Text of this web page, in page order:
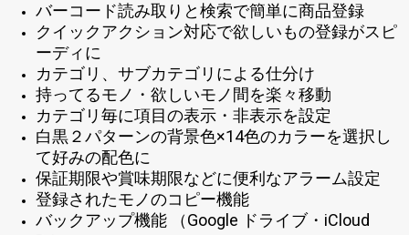
バーコード読み取りと検索で簡単に商品登録
クイックアクション対応で欲しいもの登録がスピ
ーディに
カテゴリ、サブカテゴリによる仕分け
持ってるモノ・欲しいモノ間を楽々移動
カテゴリ毎に項目の表示・非表示を設定
白黒２パターンの背景色×14色のカラーを選択し
て好みの配色に
保証期限や賞味期限などに便利なアラーム設定
登録されたモノのコピー機能
バックアップ機能 （Google ドライブ・iCloud